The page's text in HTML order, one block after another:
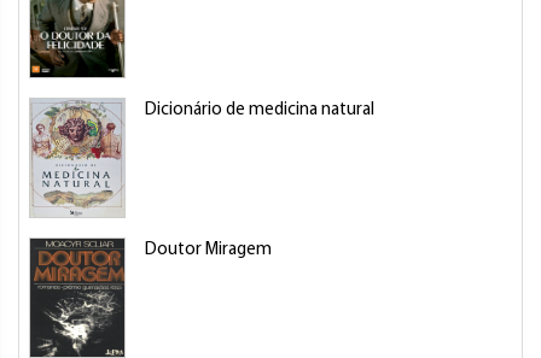
Dicionário de medicina natural
Doutor Miragem